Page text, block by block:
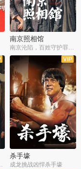
南京照相馆
南京沦陷，百姓守护罪证底片
杀手壕
成龙挑战凶悍杀手壕